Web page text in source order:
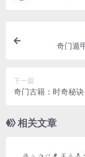
奇门遁
下一篇
奇门古籍：时奇秘
相关文章